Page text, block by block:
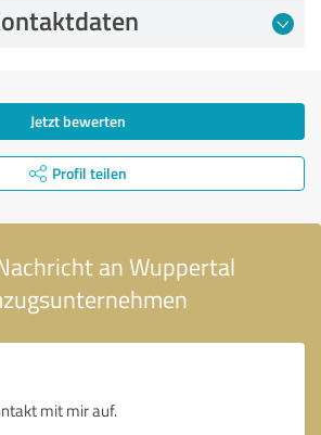
Jetzt bewerten
Profil teilen
an Wuppertal